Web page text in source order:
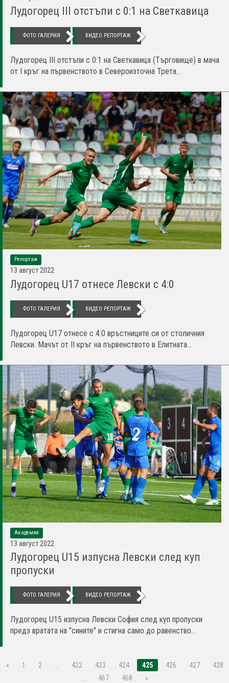
Лудогорец III отстъпи с 0:1 на Светкавица
ФОТО ГАЛЕРИЯ ВИДЕО РЕПОРТАЖ
Лудогорец III отстъпи с 0:1 на Светкавица (Търговище) в мача
от I кръг на първенството в Североизточна Трета...
Репортаж
13 август 2022
Лудогорец U17 отнесе Левски с 4:0
ФОТО ГАЛЕРИЯ ВИДЕО РЕПОРТАЖ
Лудогорец U17 отнесе с 4:0 връстниците си от столичния
Левски. Мачът от II кръг на първенството в Елитната...
Академия
13 август 2022
Лудогорец U15 изпусна Левски след куп
пропуски
ФОТО ГАЛЕРИЯ ВИДЕО РЕПОРТАЖ
Лудогорец U15 изпусна Левски София след куп пропуски
предз вратата на "сините" и стигна само до равенство...
« 1 2 … 422 423 424 425 426 427
428
…
467 468 »